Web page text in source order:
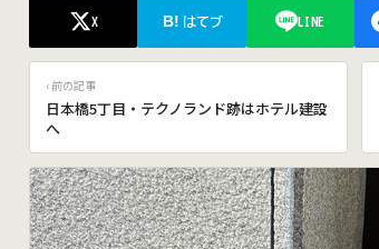
X B! はてブ LINE
‹ 前の記事
日本橋5丁目・テクノランド跡はホテル建設
へ